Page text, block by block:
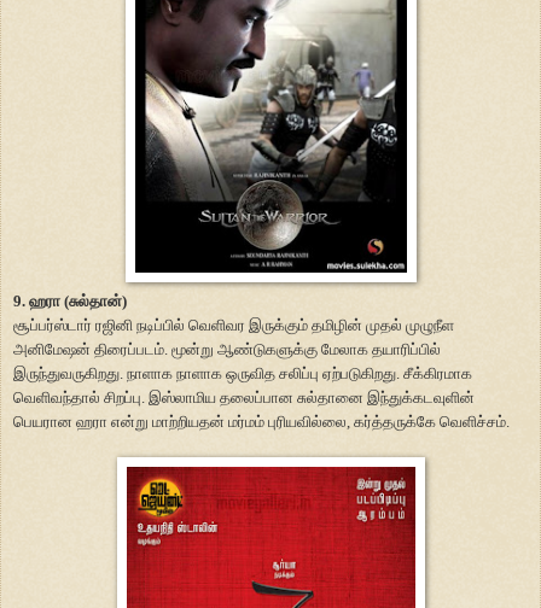
9. ஹரா (சுல்தான்)
சூப்பர்ஸ்டார் ரஜினி நடிப்பில் வெளிவர இருக்கும் தமிழின் முதல் முழுநீள
அனிமேஷன் திரைப்படம். மூன்று ஆண்டுகளுக்கு மேலாக தயாரிப்பில்
இருந்துவருகிறது. நாளாக நாளாக ஒருவித சலிப்பு ஏற்படுகிறது. சீக்கிரமாக
வெளிவந்தால் சிறப்பு. இஸ்லாமிய தலைப்பான சுல்தானை இந்துக்கடவுளின்
பெயரான ஹரா என்று மாற்றியதன் மர்மம் புரியவில்லை, கர்த்தருக்கே வெளிச்சம்.